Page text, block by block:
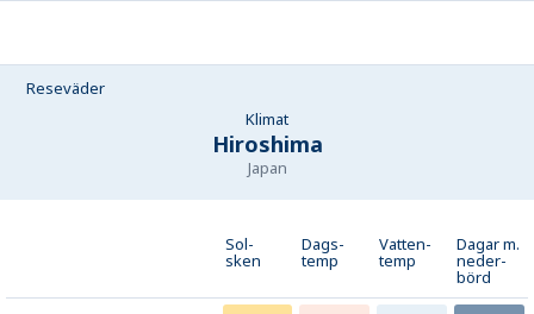
Reseväder
Klimat
Hiroshima
Japan
Sol-
sken
Dags-
temp
Vatten-
temp
Dagar m.
neder­
börd